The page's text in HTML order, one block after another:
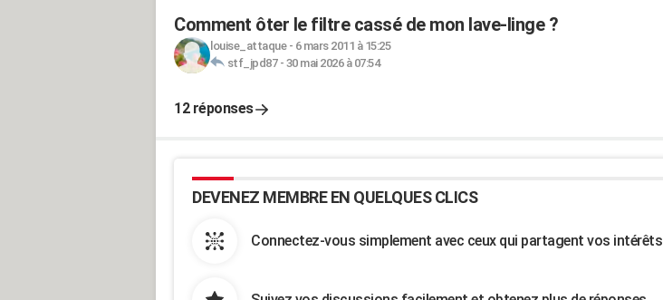
Comment ôter le filtre cassé de mon lave-linge ?
louise_attaque- 6 mars 2011 à 15:25
stf_jpd87- 30 mai 2026 à 07:54
12 réponses
DEVENEZ MEMBRE EN QUELQUES CLICS
Connectez-vous simplement avec ceux qui partagent vos intérêts